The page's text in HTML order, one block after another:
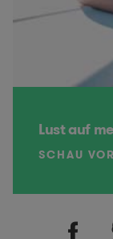
Lust auf
SCHAU